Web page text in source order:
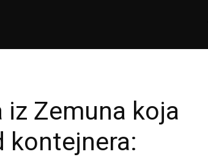
iz Zemuna koja
kontejnera: